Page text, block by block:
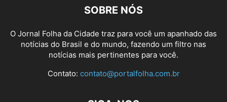
SOBRE NÓS
O Jornal Folha da Cidade traz para você um apanhado das
notícias do Brasil e do mundo, fazendo um filtro nas
notícias mais pertinentes para você.
Contato: contato@portalfolha.com.br